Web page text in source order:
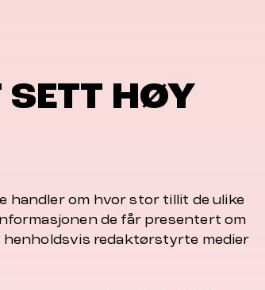
SETT HØY
handler om hvor stor tillit de ulike
de får presentert om
redaktørstyrte medier